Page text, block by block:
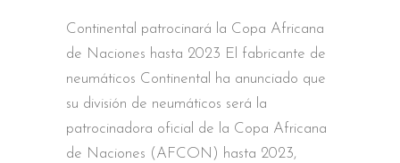
Continental patrocinará la Copa Africana
de Naciones hasta 2023 El fabricante de
neumáticos Continental ha anunciado que
su división de neumáticos será la
patrocinadora oficial de la Copa Africana
de Naciones (AFCON) hasta 2023,